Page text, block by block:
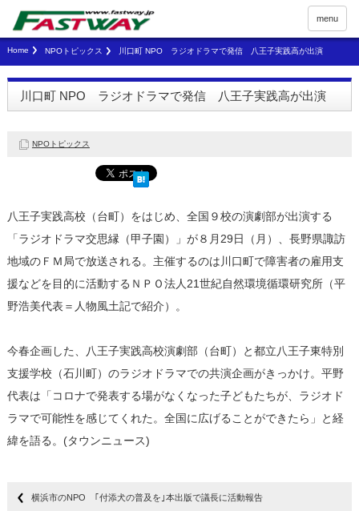
menu
Home NPOトピックス 川口町 NPO ラジオドラマで発信 八王子実践高が出演
川口町 NPO ラジオドラマで発信 八王子実践高が出演
NPOトピックス
八王子実践高校（台町）をはじめ、全国９校の演劇部が出演する
「ラジオドラマ交思縁（甲子園）」が８月29日（月）、長野県諏訪
地域のＦＭ局で放送される。主催するのは川口町で障害者の雇用支
援などを目的に活動するＮＰＯ法人21世紀自然環境循環研究所（平
野浩美代表＝人物風土記で紹介）。
今春企画した、八王子実践高校演劇部（台町）と都立八王子東特別
支援学校（石川町）のラジオドラマでの共演企画がきっかけ。平野
代表は「コロナで発表する場がなくなった子どもたちが、ラジオド
ラマで可能性を感じてくれた。全国に広げることができたら」と経
緯を語る。(タウンニュース)
横浜市のNPO ｢付添犬の普及を｣本出版で議長に活動報告